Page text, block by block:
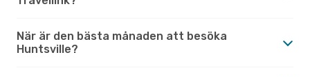
När är den bästa månaden att besöka
Huntsville?